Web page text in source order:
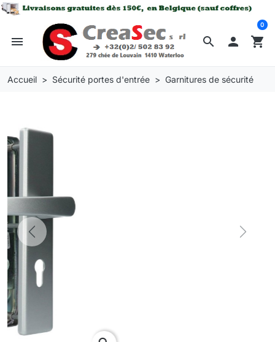
search
menu  shopping_cart
0
Accueil Sécurité portes d'entrée Garnitures de sécurité
Previous Next